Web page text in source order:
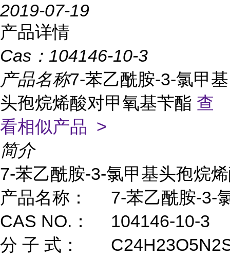
2019-07-19
产品详情
Cas： 104146-10-3
产品名称7-苯乙酰胺-3-氯甲基
头孢烷烯酸对甲氧基苄酯 查
看相似产品 >
简介
7-苯乙酰胺-3-氯甲基头孢烷
产品名称：	7-苯乙酰胺-3-氯甲基头孢烷烯酸对甲氧基苄酯
CAS NO.：	104146-10-3
分 子 式：	C24H23O5N2SCI